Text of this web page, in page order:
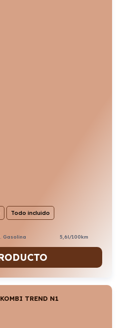
Todo incluido
Gasolina 5,6l/100km
TREND N1